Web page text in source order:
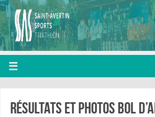
Résultats et photos bol